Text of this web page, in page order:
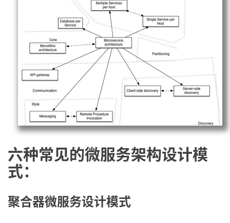
六种常见的微服务架构设计模
式：
聚合器微服务设计模式